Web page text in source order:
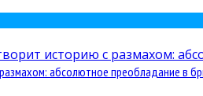
абсолютное преобладание в